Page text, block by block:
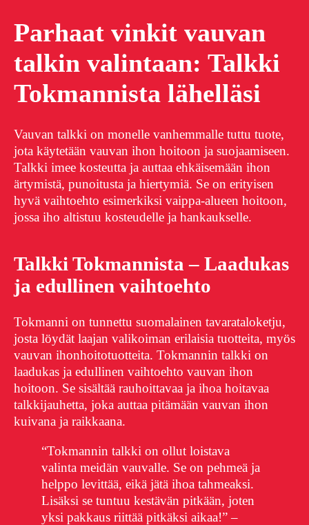
Parhaat vinkit vauvan
talkin valintaan: Talkki
Tokmannista lähelläsi
Vauvan talkki on monelle vanhemmalle tuttu tuote,
jota käytetään vauvan ihon hoitoon ja suojaamiseen.
Talkki imee kosteutta ja auttaa ehkäisemään ihon
ärtymistä, punoitusta ja hiertymiä. Se on erityisen
hyvä vaihtoehto esimerkiksi vaippa-alueen hoitoon,
jossa iho altistuu kosteudelle ja hankaukselle.
Talkki Tokmannista – Laadukas
ja edullinen vaihtoehto
Tokmanni on tunnettu suomalainen tavarataloketju,
josta löydät laajan valikoiman erilaisia tuotteita, myös
vauvan ihonhoitotuotteita. Tokmannin talkki on
laadukas ja edullinen vaihtoehto vauvan ihon
hoitoon. Se sisältää rauhoittavaa ja ihoa hoitavaa
talkkijauhetta, joka auttaa pitämään vauvan ihon
kuivana ja raikkaana.
“Tokmannin talkki on ollut loistava
valinta meidän vauvalle. Se on pehmeä ja
helppo levittää, eikä jätä ihoa tahmeaksi.
Lisäksi se tuntuu kestävän pitkään, joten
yksi pakkaus riittää pitkäksi aikaa!” –